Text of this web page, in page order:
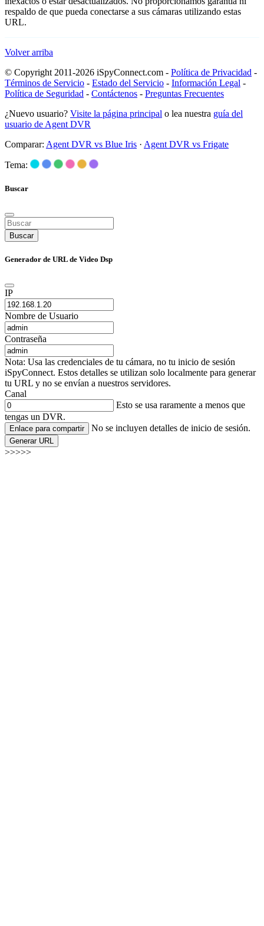
respaldo de que pueda conectarse a sus cámaras utilizando estas
URL.
Volver arriba
© Copyright 2011-2026 iSpyConnect.com - Política de Privacidad -
Términos de Servicio - Estado del Servicio - Información Legal -
Política de Seguridad - Contáctenos - Preguntas Frecuentes
¿Nuevo usuario? Visite la página principal o lea nuestra guía del
usuario de Agent DVR
Comparar: Agent DVR vs Blue Iris · Agent DVR vs Frigate
Tema:
Buscar
Buscar
Generador de URL de Video Dsp
IP
Nombre de Usuario
Contraseña
Nota: Usa las credenciales de tu cámara, no tu inicio de sesión
iSpyConnect. Estos detalles se utilizan solo localmente para generar
tu URL y no se envían a nuestros servidores.
Canal
Esto se usa raramente a menos que
tengas un DVR.
Enlace para compartir No se incluyen detalles de inicio de sesión.
Generar URL
>>>>>